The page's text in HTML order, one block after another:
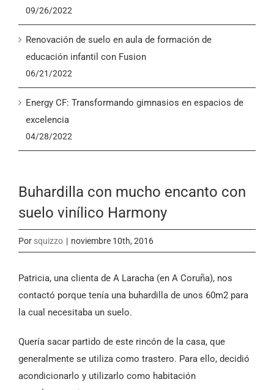
Buhardilla con mucho encanto con
suelo vinílico Harmony
Por squizzo | noviembre 10th, 2016
Patricia, una clienta de A Laracha (en A Coruña), nos
contactó porque tenía una buhardilla de unos 60m2 para
la cual necesitaba un suelo.
Quería sacar partido de este rincón de la casa, que
generalmente se utiliza como trastero. Para ello, decidió
acondicionarlo y utilizarlo como habitación
09/26/2022
Renovación de suelo en aula de formación de
educación infantil con Fusion
06/21/2022
Energy CF: Transformando gimnasios en espacios de
excelencia
04/28/2022